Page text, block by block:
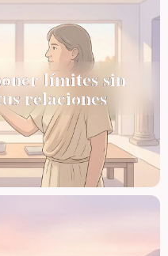
límites sin
relaciones